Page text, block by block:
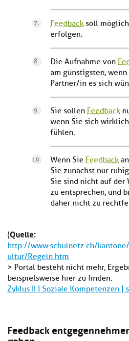
Feedback soll
erfolgen.
Die Aufnahme von
am günstigsten,
Partner/in es sich
Sie sollen Feedback
wenn Sie sich
fühlen.
Wenn Sie Feedback
Sie zunächst nur
Sie sind nicht auf der
zu entsprechen, und
daher nicht zu
(Quelle:
http://www.schulnetz.ch/
ultur/Regeln.htm
> Portal besteht nicht mehr,
beispielsweise hier zu finden:
Zyklus II | Soziale Kompetenzen |
Feedback